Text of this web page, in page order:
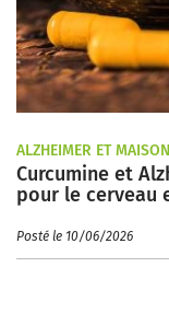
ALZHEIMER ET
Curcumine et
pour le cerveau
Posté le 10/06/2026